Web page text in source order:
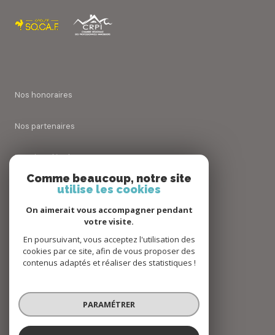
Nos honoraires
Nos partenaires
Mentions légales
Cookies
© 2026 | Tous droits réservés
Comme beaucoup, notre site
utilise les cookies
On aimerait vous accompagner pendant
votre visite.
En poursuivant, vous acceptez l'utilisation des
cookies par ce site, afin de vous proposer des
contenus adaptés et réaliser des statistiques !
PARAMÉTRER